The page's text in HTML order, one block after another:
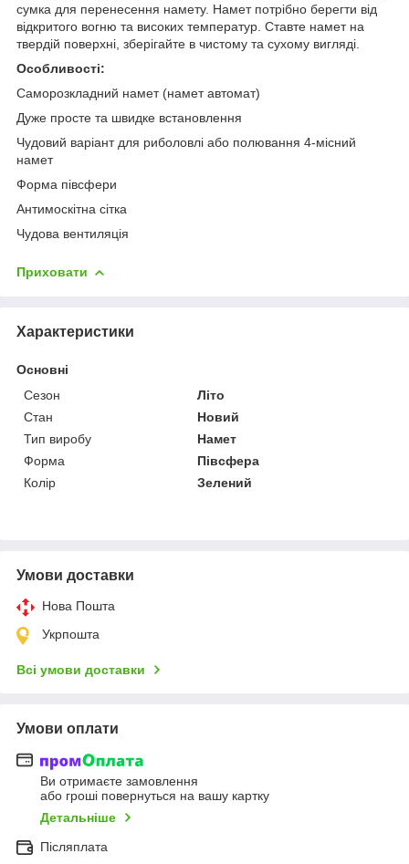
сумка для перенесення намету. Намет потрібно берегти від
відкритого вогню та високих температур. Ставте намет на
твердій поверхні, зберігайте в чистому та сухому вигляді.
Особливості:
Саморозкладний намет (намет автомат)
Дуже просте та швидке встановлення
Чудовий варіант для риболовлі або полювання 4-місний
намет
Форма півсфери
Антимоскітна сітка
Чудова вентиляція
Приховати
Характеристики
Основні
Сезон
Літо
Стан
Новий
Тип виробу
Намет
Форма
Півсфера
Колір
Зелений
Умови доставки
Нова Пошта
Укрпошта
Всі умови доставки
Умови оплати
Ви отримаєте замовлення
або гроші повернуться на вашу картку
Детальніше
Післяплата